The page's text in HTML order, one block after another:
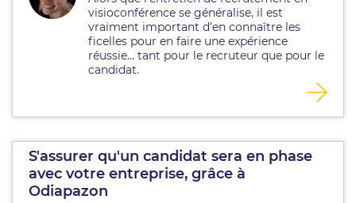
visioconférence se généralise, il est
vraiment important d’en connaître les
ficelles pour en faire une expérience
réussie… tant pour le recruteur que pour le
candidat.
S'assurer qu'un candidat sera en phase
avec votre entreprise, grâce à
Odiapazon